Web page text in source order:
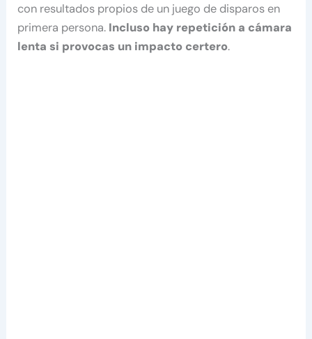
con resultados propios de un juego de disparos en
primera persona. Incluso hay repetición a cámara
lenta si provocas un impacto certero.